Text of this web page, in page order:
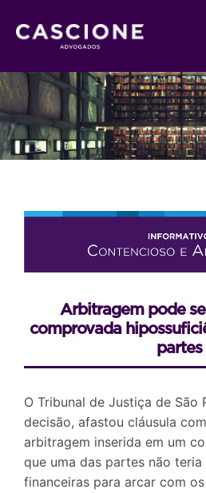
Arbitragem pode
comprovada
partes
O Tribunal de Justiça de São
decisão, afastou cláusula
arbitragem inserida em um
que uma das partes não
financeiras para arcar com